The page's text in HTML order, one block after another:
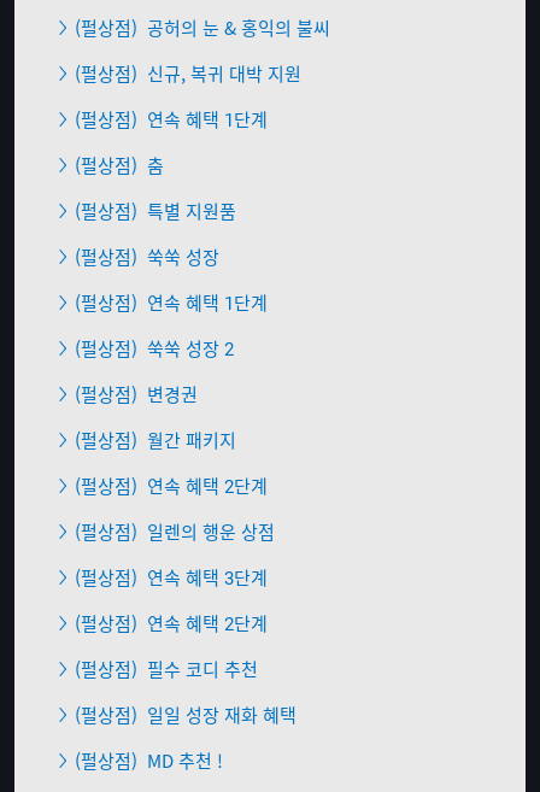
(펄상점) 공허의 눈 & 홍익의 불씨
(펄상점) 신규, 복귀 대박 지원
(펄상점) 연속 혜택 1단계
(펄상점) 춤
(펄상점) 특별 지원품
(펄상점) 쑥쑥 성장
(펄상점) 연속 혜택 1단계
(펄상점) 쑥쑥 성장 2
(펄상점) 변경권
(펄상점) 월간 패키지
(펄상점) 연속 혜택 2단계
(펄상점) 일렌의 행운 상점
(펄상점) 연속 혜택 3단계
(펄상점) 연속 혜택 2단계
(펄상점) 필수 코디 추천
(펄상점) 일일 성장 재화 혜택
(펄상점) MD 추천 !